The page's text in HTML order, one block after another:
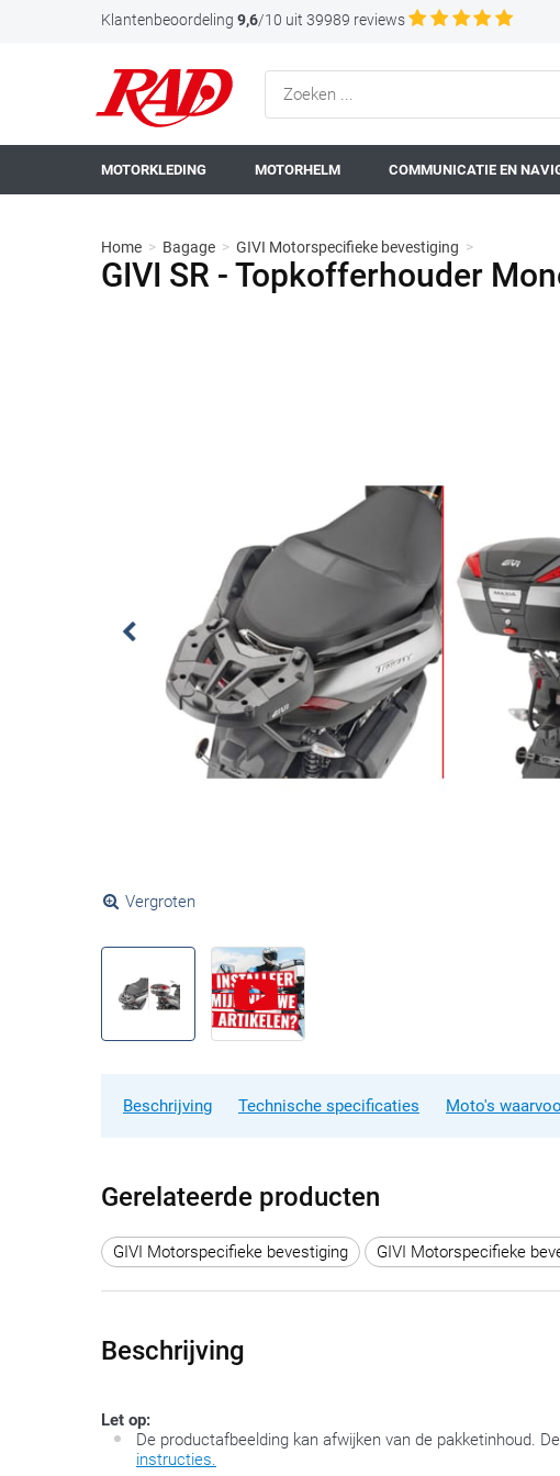
Klantenbeoordeling 9,6/10 uit 39989 reviews
MOTORKLEDING MOTORHELM COMMUNICATIE EN
Home > Bagage > GIVI Motorspecifieke bevestiging >
GIVI SR - Topkofferhouder
Vergroten
Beschrijving Technische specificaties Moto's
Gerelateerde producten
GIVI Motorspecifieke bevestiging GIVI Motorspecifieke
Beschrijving
Let op:
De productafbeelding kan afwijken van de pakketinhoud.
instructies.